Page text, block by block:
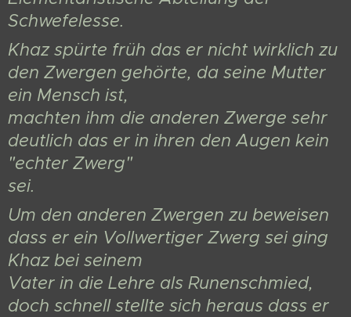
Schwefelesse.
Khaz spürte früh das er nicht wirklich zu
den Zwergen gehörte, da seine Mutter
ein Mensch ist,
machten ihm die anderen Zwerge sehr
deutlich das er in ihren den Augen kein
"echter Zwerg"
sei.
Um den anderen Zwergen zu beweisen
dass er ein Vollwertiger Zwerg sei ging
Khaz bei seinem
Vater in die Lehre als Runenschmied,
doch schnell stellte sich heraus dass er